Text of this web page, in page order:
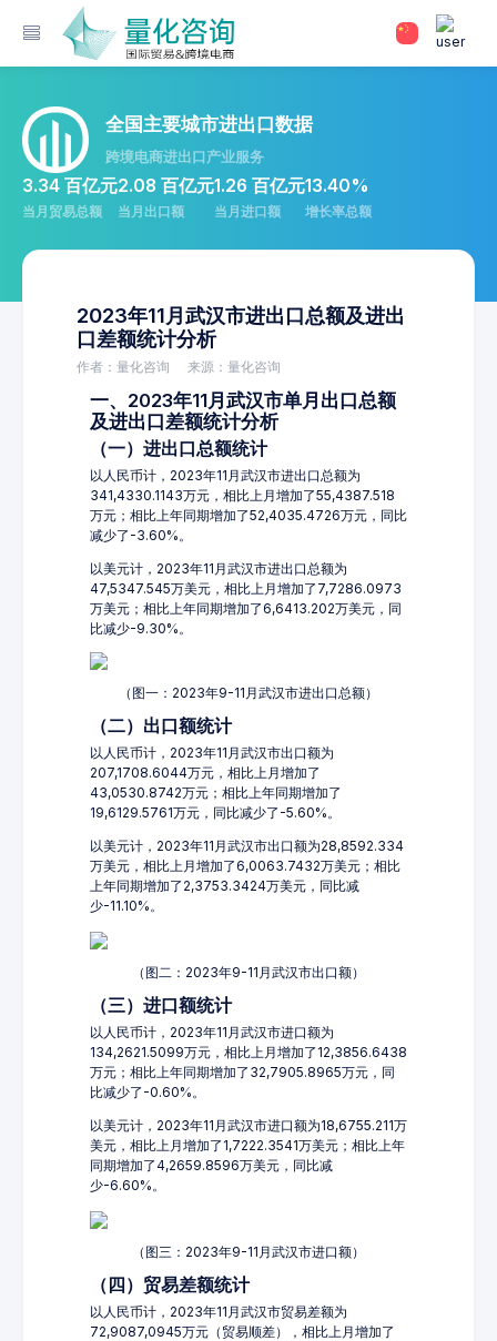
全国主要城市进出口数据
跨境电商进出口产业服务
3.34 百亿元
当月贸易总额
2.08 百亿元
当月出口额
1.26 百亿元
当月进口额
13.40%
增长率总额
2023年11月武汉市进出口总额及进出
口差额统计分析
作者：量化咨询 来源：量化咨询
一、2023年11月武汉市单月出口总额
及进出口差额统计分析
（一）进出口总额统计
以人民币计，2023年11月武汉市进出口总额为
341,4330.1143万元，相比上月增加了55,4387.518
万元；相比上年同期增加了52,4035.4726万元，同比
减少了-3.60%。
以美元计，2023年11月武汉市进出口总额为
47,5347.545万美元，相比上月增加了7,7286.0973
万美元；相比上年同期增加了6,6413.202万美元，同
比减少-9.30%。
（图一：2023年9-11月武汉市进出口总额）
（二）出口额统计
以人民币计，2023年11月武汉市出口额为
207,1708.6044万元，相比上月增加了
43,0530.8742万元；相比上年同期增加了
19,6129.5761万元，同比减少了-5.60%。
以美元计，2023年11月武汉市出口额为28,8592.334
万美元，相比上月增加了6,0063.7432万美元；相比
上年同期增加了2,3753.3424万美元，同比减
少-11.10%。
（图二：2023年9-11月武汉市出口额）
（三）进口额统计
以人民币计，2023年11月武汉市进口额为
134,2621.5099万元，相比上月增加了12,3856.6438
万元；相比上年同期增加了32,7905.8965万元，同
比减少了-0.60%。
以美元计，2023年11月武汉市进口额为18,6755.211万
美元，相比上月增加了1,7222.3541万美元；相比上年
同期增加了4,2659.8596万美元，同比减
少-6.60%。
（图三：2023年9-11月武汉市进口额）
（四）贸易差额统计
以人民币计，2023年11月武汉市贸易差额为
72,9087,0945万元（贸易顺差），相比上月增加了